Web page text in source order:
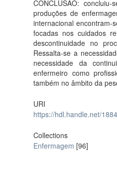
CONCLUSÃO:
produções de
internacional encontram-
focadas nos cuidados
descontinuidade no
Ressalta-se a
necessidade da
enfermeiro como
também no âmbito da
URI
https://hdl.handle.net/
Collections
Enfermagem [96]